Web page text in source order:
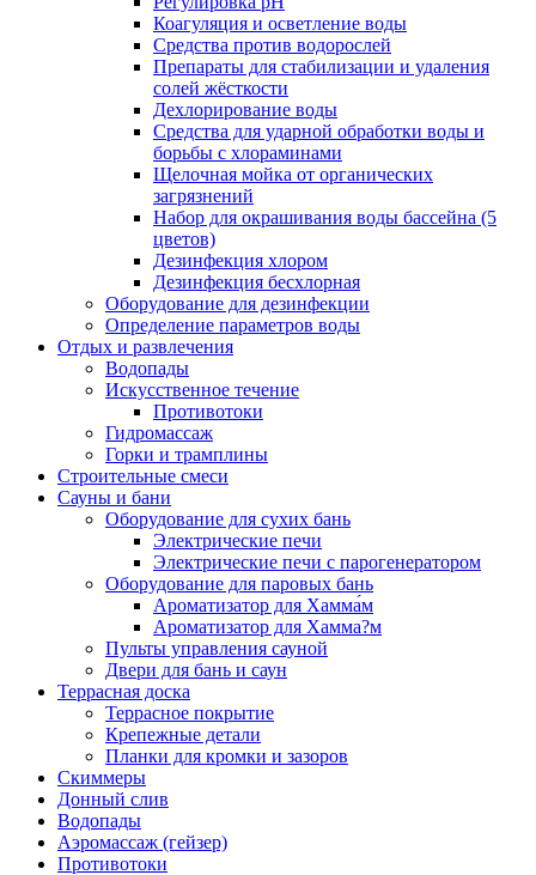
Коагуляция и осветление воды
Средства против водорослей
Препараты для стабилизации и удаления
солей жёсткости
Дехлорирование воды
Средства для ударной обработки воды и
борьбы с хлораминами
Щелочная мойка от органических
загрязнений
Набор для окрашивания воды бассейна (5
цветов)
Дезинфекция хлором
Дезинфекция бесхлорная
Оборудование для дезинфекции
Определение параметров воды
Отдых и развлечения
Водопады
Искусственное течение
Противотоки
Гидромассаж
Горки и трамплины
Строительные смеси
Сауны и бани
Оборудование для сухих бань
Электрические печи
Электрические печи с парогенератором
Оборудование для паровых бань
Ароматизатор для Хамма́м
Ароматизатор для Хамма?м
Пульты управления сауной
Двери для бань и саун
Террасная доска
Террасное покрытие
Крепежные детали
Планки для кромки и зазоров
Скиммеры
Донный слив
Водопады
Аэромассаж (гейзер)
Противотоки